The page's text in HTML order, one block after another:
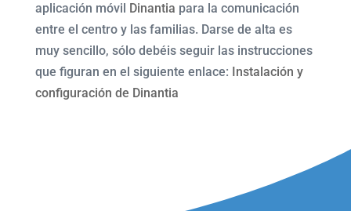
aplicación móvil Dinantia para la comunicación
entre el centro y las familias. Darse de alta es
muy sencillo, sólo debéis seguir las instrucciones
que figuran en el siguiente enlace: Instalación y
configuración de Dinantia